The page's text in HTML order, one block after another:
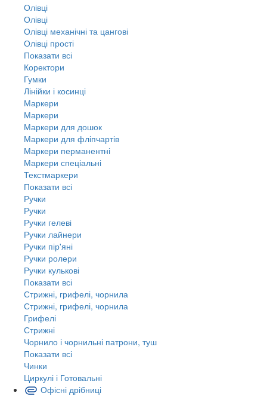
Олівці
Олівці
Олівці механічні та цангові
Олівці прості
Показати всі
Коректори
Гумки
Лінійки і косинці
Маркери
Маркери
Маркери для дошок
Маркери для фліпчартів
Маркери перманентні
Маркери спеціальні
Текстмаркери
Показати всі
Ручки
Ручки
Ручки гелеві
Ручки лайнери
Ручки пір'яні
Ручки ролери
Ручки кулькові
Показати всі
Стрижні, грифелі, чорнила
Стрижні, грифелі, чорнила
Грифелі
Стрижні
Чорнило і чорнильні патрони, туш
Показати всі
Чинки
Циркулі і Готовальні
Офісні дрібниці